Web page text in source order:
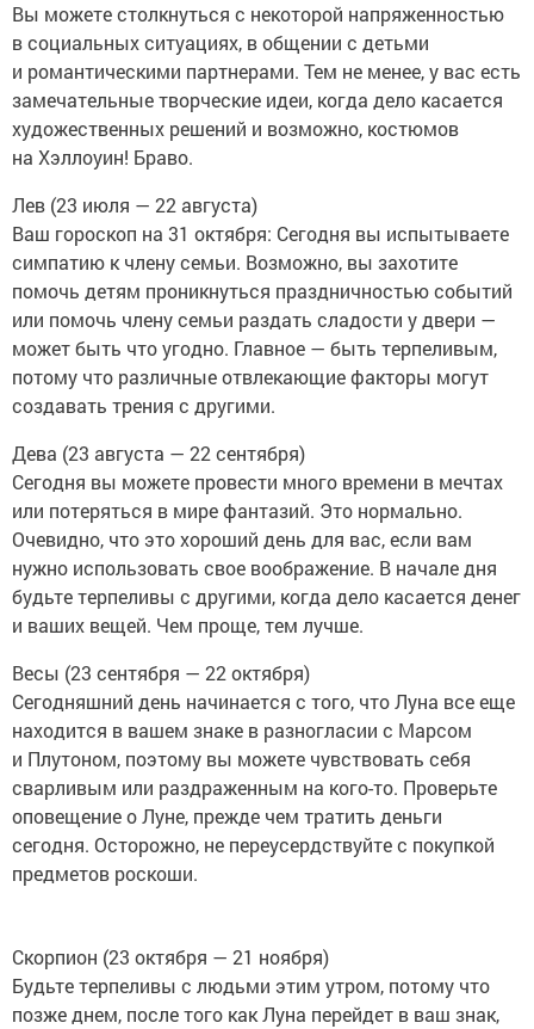
Вы можете столкнуться с некоторой напряженностью
в социальных ситуациях, в общении с детьми
и романтическими партнерами. Тем не менее, у вас есть
замечательные творческие идеи, когда дело касается
художественных решений и возможно, костюмов
на Хэллоуин! Браво.
Лев (23 июля — 22 августа)
Ваш гороскоп на 31 октября: Сегодня вы испытываете
симпатию к члену семьи. Возможно, вы захотите
помочь детям проникнуться праздничностью событий
или помочь члену семьи раздать сладости у двери —
может быть что угодно. Главное — быть терпеливым,
потому что различные отвлекающие факторы могут
создавать трения с другими.
Дева (23 августа — 22 сентября)
Сегодня вы можете провести много времени в мечтах
или потеряться в мире фантазий. Это нормально.
Очевидно, что это хороший день для вас, если вам
нужно использовать свое воображение. В начале дня
будьте терпеливы с другими, когда дело касается денег
и ваших вещей. Чем проще, тем лучше.
Весы (23 сентября — 22 октября)
Сегодняшний день начинается с того, что Луна все еще
находится в вашем знаке в разногласии с Марсом
и Плутоном, поэтому вы можете чувствовать себя
сварливым или раздраженным на кого-то. Проверьте
оповещение о Луне, прежде чем тратить деньги
сегодня. Осторожно, не переусердствуйте с покупкой
предметов роскоши.
Скорпион (23 октября — 21 ноября)
Будьте терпеливы с людьми этим утром, потому что
позже днем, после того как Луна перейдет в ваш знак,